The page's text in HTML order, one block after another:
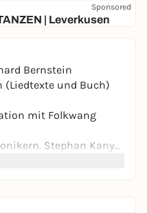
Sponsored
| Leverkusen
Bernstein
(Liedtexte und Buch)
mit Folkwang
Stephan Kanya
die Stadt